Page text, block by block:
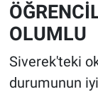
OLUMLU
Siverek'teki
durumunun